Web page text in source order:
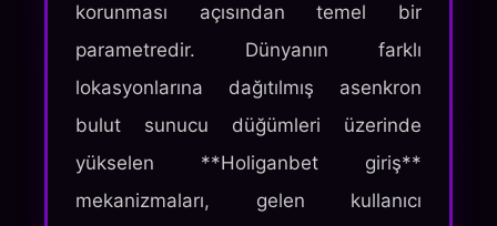
korunması açısından temel bir
parametredir. Dünyanın farklı
lokasyonlarına dağıtılmış asenkron
bulut sunucu düğümleri üzerinde
yükselen **Holiganbet giriş**
mekanizmaları, gelen kullanıcı